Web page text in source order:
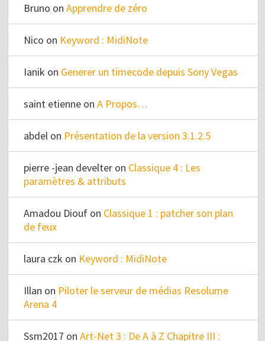
Bruno onApprendre de zéro
Nico on Keyword : MidiNote
Ianik on Generer un timecode depuis Sony Vegas
saint etienne onA Propos…
abdel on Présentation de la version 3.1.2.5
pierre -jean develter on Classique 4 : Les
paramètres & attributs
Amadou Diouf on Classique 1 : patcher son plan
de feux
laura czk on Keyword : MidiNote
Illan on Piloter le serveur de médias Resolume
Arena 4
Ssm2017 onArt-Net 3 : De A à Z Chapitre III :